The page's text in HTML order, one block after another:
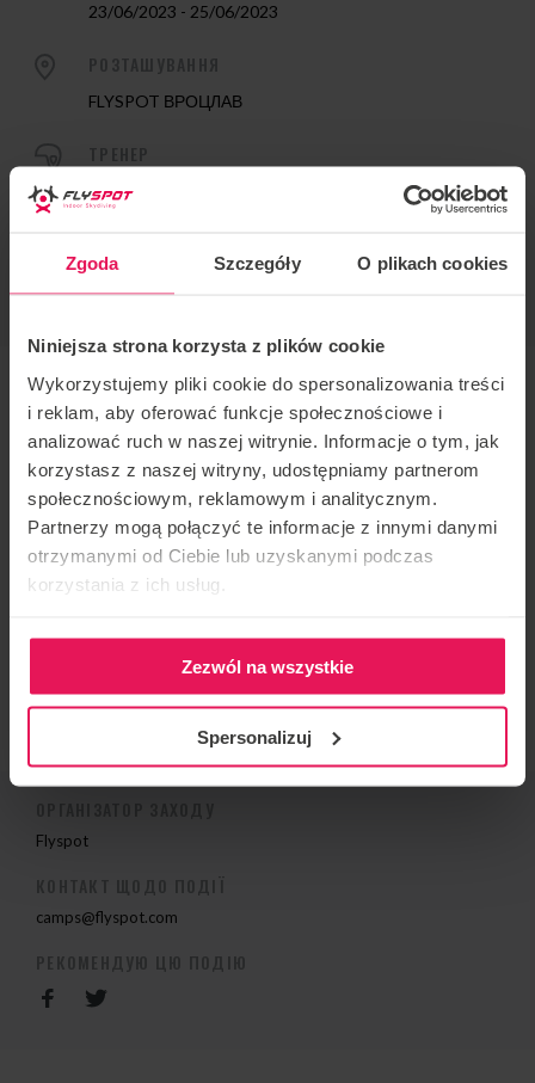
Zgoda Szczegóły O plikach cookies
Niniejsza strona korzysta z plików cookie
Wykorzystujemy pliki cookie do spersonalizowania treści
i reklam, aby oferować funkcje społecznościowe i
analizować ruch w naszej witrynie. Informacje o tym, jak
korzystasz z naszej witryny, udostępniamy partnerom
społecznościowym, reklamowym i analitycznym.
Partnerzy mogą połączyć te informacje z innymi danymi
otrzymanymi od Ciebie lub uzyskanymi podczas
korzystania z ich usług.
Zezwól na wszystkie
Spersonalizuj
23/06/2023 - 25/06/2023
FLYSPOT ВРОЦЛАВ
Radek Meduna
Тренер: Радек Медуна
Розташування: Flyspot Wroclaw
Дата:23-25.06.2023
Табір організований тренером Радеком Медуною
приєднатися до табору, будь ласка, напишіть нам:
camps@flyspot.com
Flyspot
КОНТАКТ ЩОДО ПОДІЇ
camps@flyspot.com